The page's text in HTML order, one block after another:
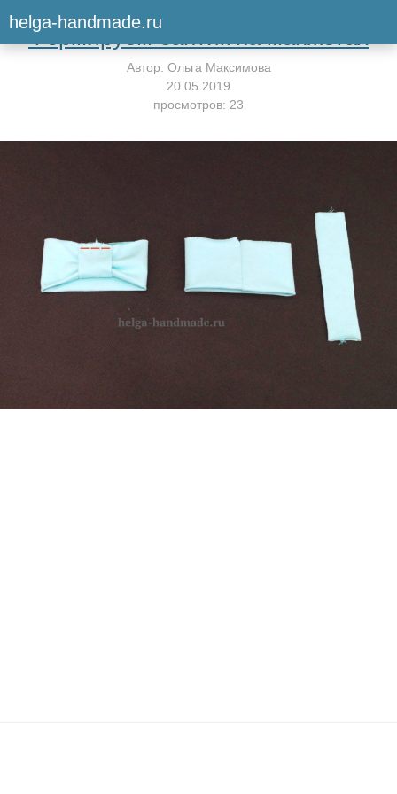
helga-handmade.ruВернуться к мастер-классу
Формируем бантик на манжетах
Автор: Ольга Максимова
20.05.2019
просмотров: 23